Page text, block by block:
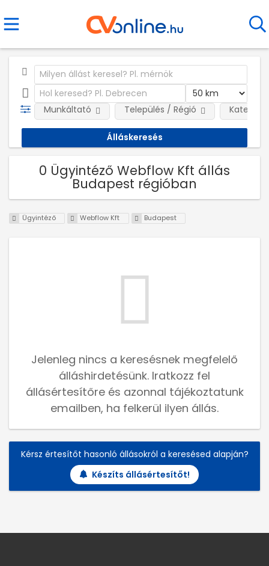
Munkáltató Település / Régió
0 Ügyintéző Webflow Kft állás
Budapest régióban
Ügyintéző Webflow Kft Budapest
Jelenleg nincs a keresésnek megfelelő
álláshirdetésünk. Iratkozz fel
állásértesítőre és azonnal tájékoztatunk
emailben, ha felkerül ilyen állás.
Kérsz értesítőt hasonló állásokról a keresésed alapján?
Készíts állásértesítőt!